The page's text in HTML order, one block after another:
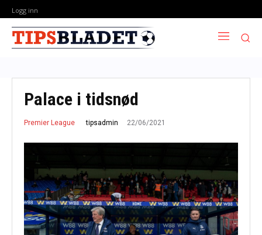
Logg inn
Palace i tidsnød
Premier League tipsadmin 22/06/2021